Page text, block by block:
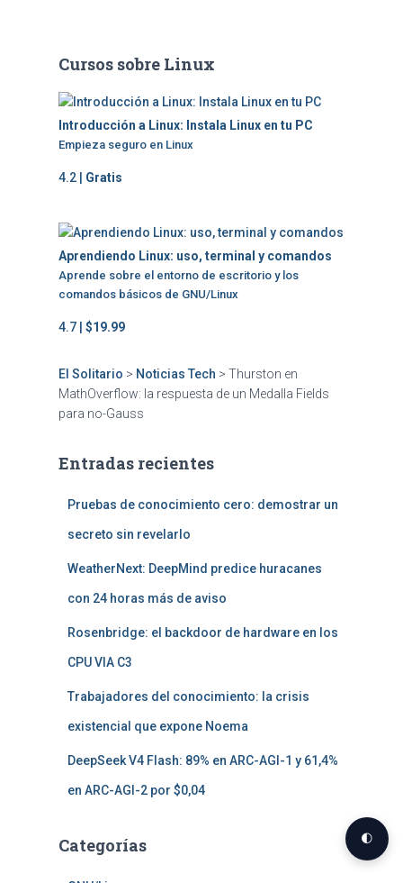
Cursos sobre Linux
Introducción a Linux: Instala Linux en tu PC
Empieza seguro en Linux
4.2 | Gratis
Aprendiendo Linux: uso, terminal y comandos
Aprende sobre el entorno de escritorio y los
comandos básicos de GNU/Linux
4.7 | $19.99
El Solitario > Noticias Tech > Thurston en
MathOverflow: la respuesta de un Medalla Fields
para no-Gauss
Entradas recientes
Pruebas de conocimiento cero: demostrar un
secreto sin revelarlo
WeatherNext: DeepMind predice huracanes
con 24 horas más de aviso
Rosenbridge: el backdoor de hardware en los
CPU VIA C3
Trabajadores del conocimiento: la crisis
existencial que expone Noema
DeepSeek V4 Flash: 89% en ARC-AGI-1 y 61,4%
en ARC-AGI-2 por $0,04
Categorías 🌓